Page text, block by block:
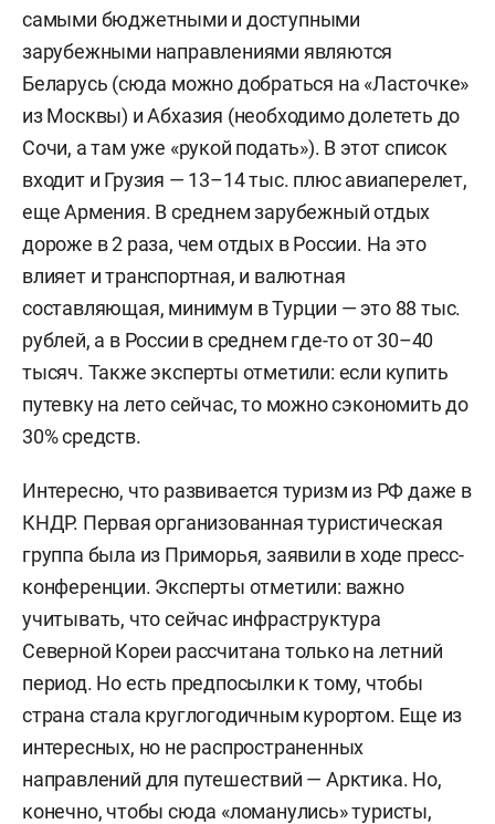
самыми бюджетными и доступными
зарубежными направлениями являются
Беларусь (сюда можно добраться на «Ласточке»
из Москвы) и Абхазия (необходимо долететь до
Сочи, а там уже «рукой подать»). В этот список
входит и Грузия — 13–14 тыс. плюс авиаперелет,
еще Армения. В среднем зарубежный отдых
дороже в 2 раза, чем отдых в России. На это
влияет и транспортная, и валютная
составляющая, минимум в Турции — это 88 тыс.
рублей, а в России в среднем где-то от 30–40
тысяч. Также эксперты отметили: если купить
путевку на лето сейчас, то можно сэкономить до
30% средств.
Интересно, что развивается туризм из РФ даже в
КНДР. Первая организованная туристическая
группа была из Приморья, заявили в ходе пресс-
конференции. Эксперты отметили: важно
учитывать, что сейчас инфраструктура
Северной Кореи рассчитана только на летний
период. Но есть предпосылки к тому, чтобы
страна стала круглогодичным курортом. Еще из
интересных, но не распространенных
направлений для путешествий — Арктика. Но,
конечно, чтобы сюда «ломанулись» туристы,